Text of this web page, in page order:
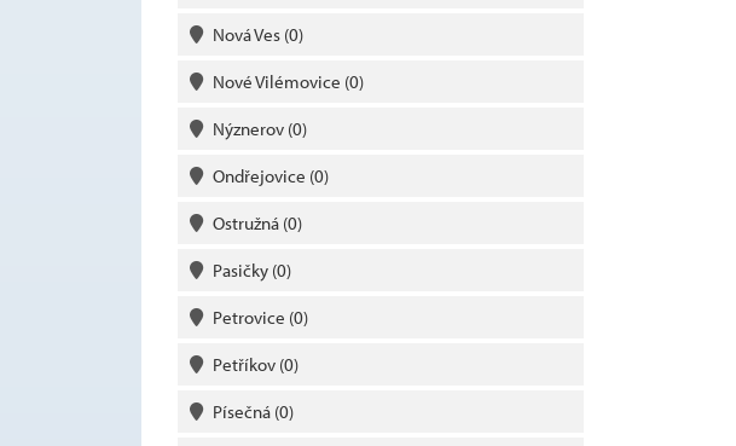
Nová Ves (0)
Nové Vilémovice (0)
Nýznerov (0)
Ondřejovice (0)
Ostružná (0)
Pasičky (0)
Petrovice (0)
Petříkov (0)
Písečná (0)